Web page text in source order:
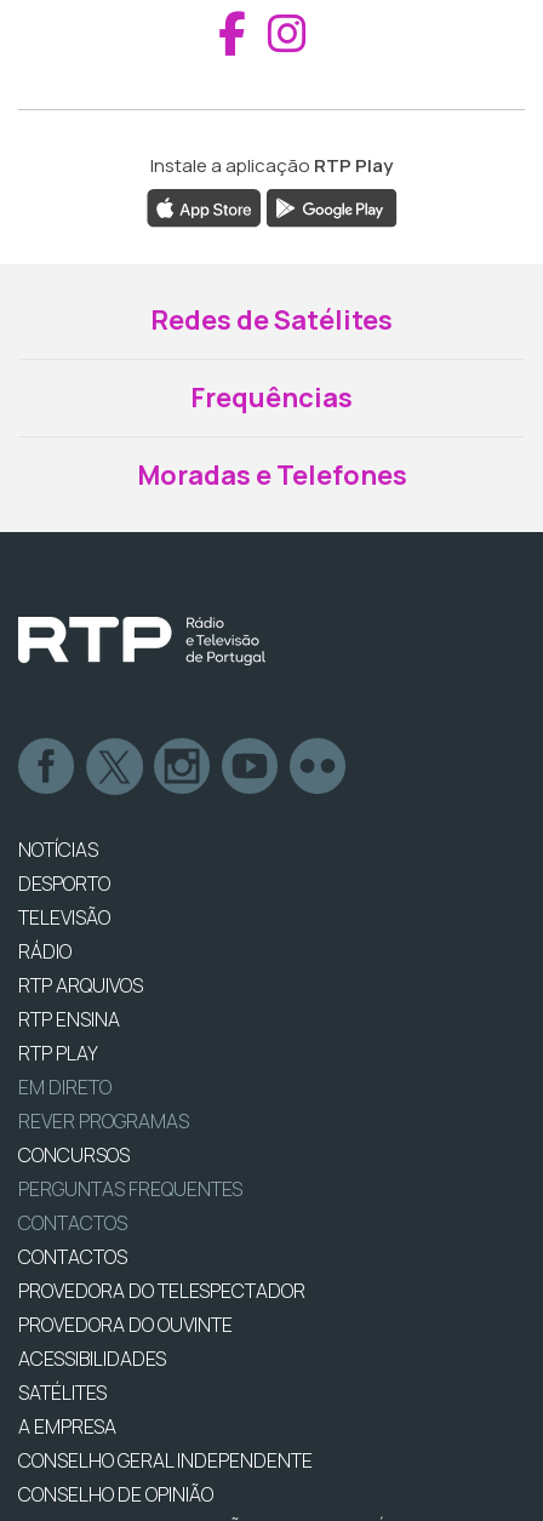
Aceder ao
Instale a aplicação RTP Play
Redes de Satélites
Frequências
Moradas e Telefones
NOTÍCIAS
DESPORTO
TELEVISÃO
RÁDIO
RTP ARQUIVOS
RTP ENSINA
RTP PLAY
EM DIRETO
REVER PROGRAMAS
CONCURSOS
PERGUNTAS FREQUENTES
CONTACTOS
CONTACTOS
PROVEDORA DO TELESPECTADOR
PROVEDORA DO OUVINTE
ACESSIBILIDADES
SATÉLITES
A EMPRESA
CONSELHO GERAL INDEPENDENTE
CONSELHO DE OPINIÃO